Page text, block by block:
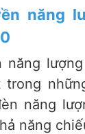
năng
năng
năng
năng